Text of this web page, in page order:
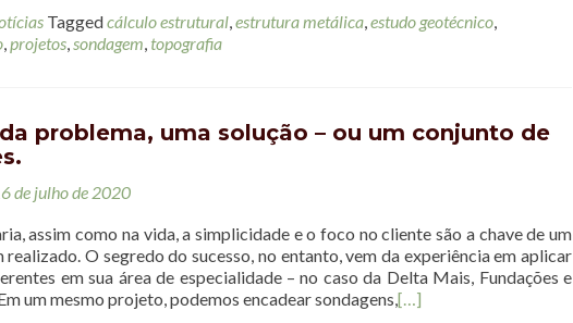
Taggedcálculo estrutural,estrutura metálica,estudo geotécnico,
,projetos,sondagem, topografia
problema, uma solução – ou um conjunto de
de julho de 2020
assim como na vida, a simplicidade e o foco no cliente são a chave de um
realizado. O segredo do sucesso, no entanto, vem da experiência em aplicar
em sua área de especialidade – no caso da Delta Mais, Fundações e
um mesmo projeto, podemos encadear sondagens,[…]